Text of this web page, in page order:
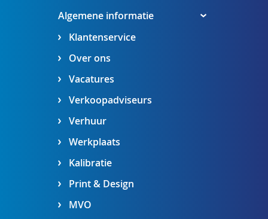
Algemene informatie
Klantenservice
Over ons
Vacatures
Verkoopadviseurs
Verhuur
Werkplaats
Kalibratie
Print & Design
MVO